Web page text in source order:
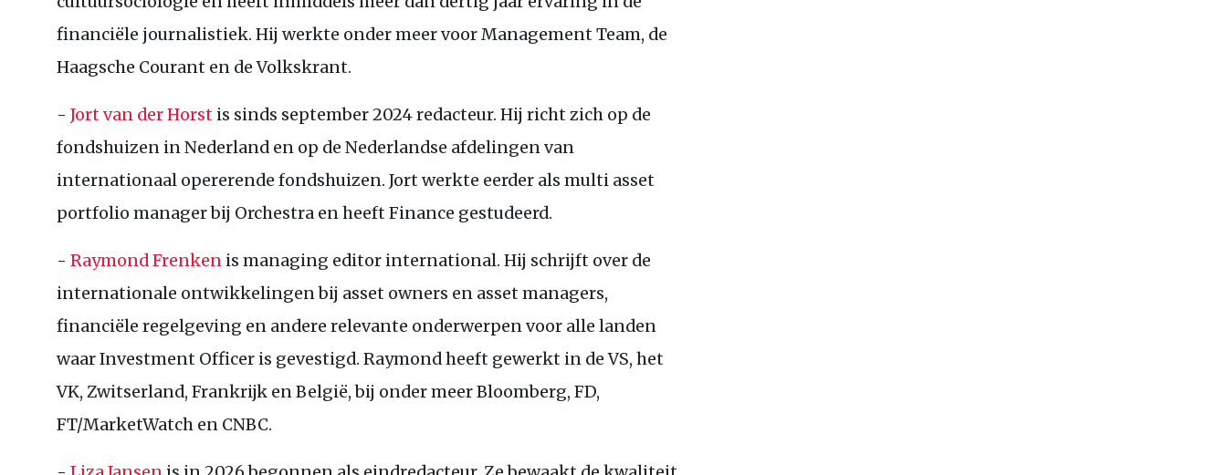
financiële journalistiek. Hij werkte onder meer voor Management Team, de
Haagsche Courant en de Volkskrant.
- Jort van der Horst is sinds september 2024 redacteur. Hij richt zich op de
fondshuizen in Nederland en op de Nederlandse afdelingen van
internationaal opererende fondshuizen. Jort werkte eerder als multi asset
portfolio manager bij Orchestra en heeft Finance gestudeerd.
- Raymond Frenken is managing editor international. Hij schrijft over de
internationale ontwikkelingen bij asset owners en asset managers,
financiële regelgeving en andere relevante onderwerpen voor alle landen
waar Investment Officer is gevestigd. Raymond heeft gewerkt in deVS, het
VK, Zwitserland, Frankrijk en België, bij onder meer Bloomberg, FD,
FT/MarketWatch en CNBC.